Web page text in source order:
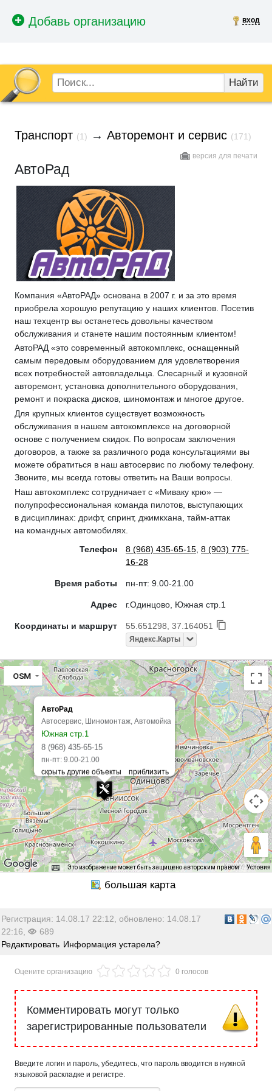
вход
Найти
Транспорт (1) → Авторемонт и сервис (171)
версия для печати
АвтоРад
Компания «АвтоРАД» основана в 2007 г. и за это время
приобрела хорошую репутацию у наших клиентов. Посетив
наш техцентр вы останетесь довольны качеством
обслуживания и станете нашим постоянным клиентом!
АвтоРАД «это современный автокомплекс, оснащенный
самым передовым оборудованием для удовлетворения
всех потребностей автовладельца. Слесарный и кузовной
авторемонт, установка дополнительного оборудования,
ремонт и покраска дисков, шиномонтаж и многое другое.
Для крупных клиентов существует возможность
обслуживания в нашем автокомплексе на договорной
основе с получением скидок. По вопросам заключения
договоров, а также за различного рода консультациями вы
можете обратиться в наш автосервис по любому телефону.
Звоните, мы всегда готовы ответить на Ваши вопросы.
Наш автокомплекс сотрудничает с «Миваку крю» —
полупрофессиональная команда пилотов, выступающих
в дисциплинах: дрифт, спринт, джимкхана, тайм-аттак
на командных автомобилях.
Телефон
8 (968) 435-65-15 8 (903) 775-
16-28
Время работы пн-пт: 9.00-21.00
Адрес г.Одинцово, Южная стр.1
Координаты и маршрут 55.651298, 37.164051
Яндекс.Карты
АвтоРад
Автосервис, Шиномонтаж, Автомойка
Южная стр.1
8 (968) 435-65-15
пн-пт: 9.00-21.00
OSM
Это изображение может быть защищено авторским правом Условия
Регистрация: 14.08.17 22:12, обновлено: 14.08.17
22:16,
689
Редактировать Информация устарела?
Оцените организацию 0 голосов
Комментировать могут только
зарегистрированные пользователи
Введите логин и пароль, убедитесь, что пароль вводится в нужной
языковой раскладке и регистре.